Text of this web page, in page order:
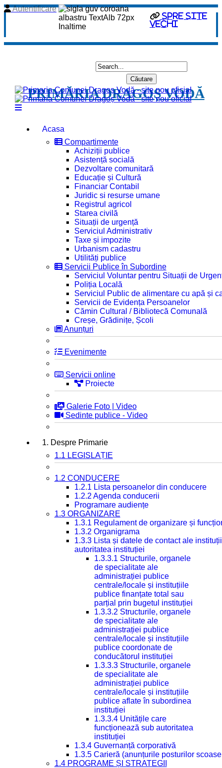
spre site
vechi
Autentificare
PRIMĂRIA DRAGOȘ VODĂ
Acasa
Compartimente
Achiziții publice
Asistență socială
Dezvoltare comunitară
Educație și Cultură
Financiar Contabil
Juridic si resurse umane
Registrul agricol
Starea civilă
Situații de urgență
Serviciul Administrativ
Taxe și impozite
Urbanism cadastru
Utilități publice
Servicii Publice în Subordine
Serviciul Voluntar pentru Situații de
Poliția Locală
Serviciul Public de alimentare cu apă și
Servicii de Evidența Persoanelor
Cămin Cultural / Bibliotecă Comunală
Creșe, Grădinițe, Școli
Anunțuri
Evenimente
Servicii online
Proiecte
Galerie Foto | Video
Sedinte publice - Video
1. Despre Primarie
1.1 LEGISLAȚIE
1.2 CONDUCERE
1.2.1 Lista persoanelor din conducere
1.2.2 Agenda conducerii
Programare audiențe
1.3 ORGANIZARE
1.3.1 Regulament de organizare și
1.3.2 Organigrama
1.3.3 Lista și datele de contact ale
autoritatea instituției
1.3.3.1 Structurile, organele
de specialitate ale
administrației publice
centrale/locale și instituțiile
publice finanțate total sau
parțial prin bugetul instituției
1.3.3.2 Structurile, organele
de specialitate ale
administrației publice
centrale/locale și instituțiile
publice coordonate de
conducătorul instituției
1.3.3.3 Structurile, organele
de specialitate ale
administrației publice
centrale/locale și instituțiile
publice aflate în subordinea
instituției
1.3.3.4 Unitățile care
funcționează sub autoritatea
instituției
1.3.4 Guvernanță corporativă
1.3.5 Carieră (anunțurile posturilor
1.4 PROGRAME ȘI STRATEGII